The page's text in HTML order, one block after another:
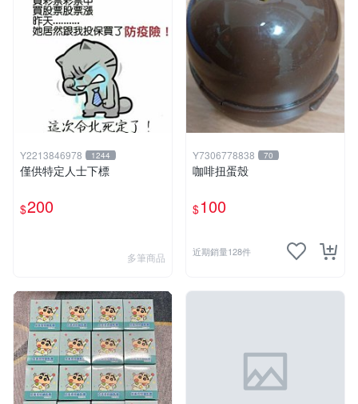
Y2213846978 1244
僅供特定人士下標
$200
多筆商品
Y7306778838 70
咖啡扭蛋殼
$100
近期銷量128件